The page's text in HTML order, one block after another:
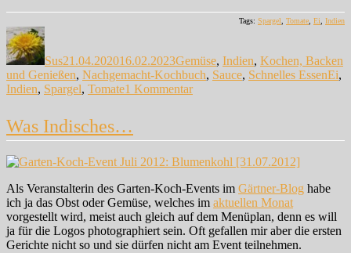
Tags: Spargel, Tomate, Ei, Indien
Autor
Sus21.04.202016.02.2023Gemüse, Indien, Kochen, Backen
und Genießen, Nachgemacht-Kochbuch, Sauce, Schnelles EssenEi,
Indien, Spargel, Tomate1 Kommentarzu
Tomatensauce
Was Indisches…
Als Veranstalterin des Garten-Koch-Events im Gärtner-Blog habe
ich ja das Obst oder Gemüse, welches im aktuellen Monat
vorgestellt wird, meist auch gleich auf dem Menüplan, denn es will
ja für die Logos photographiert sein. Oft gefallen mir aber die ersten
Gerichte nicht so und sie dürfen nicht am Event teilnehmen.